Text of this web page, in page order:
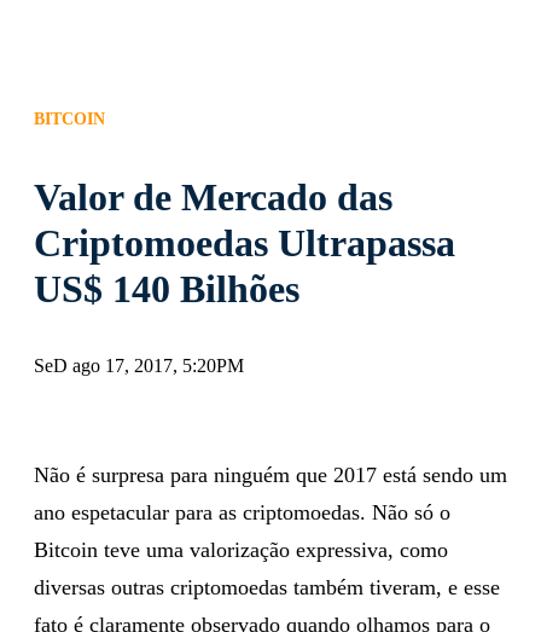
BITCOIN
Valor de Mercado das
Criptomoedas Ultrapassa
US$ 140 Bilhões
SeD ago 17, 2017, 5:20PM
Não é surpresa para ninguém que 2017 está sendo um
ano espetacular para as criptomoedas. Não só o
Bitcoin teve uma valorização expressiva, como
diversas outras criptomoedas também tiveram, e esse
fato é claramente observado quando olhamos para o